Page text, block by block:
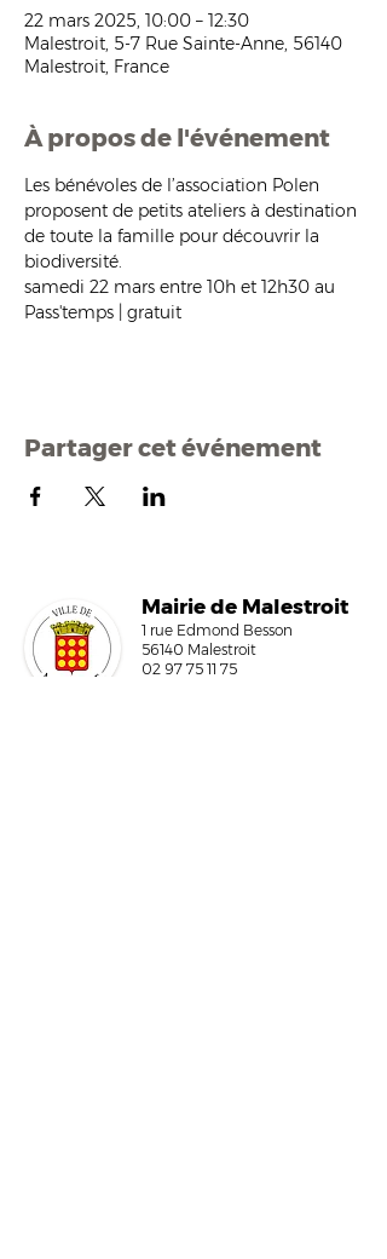
22 mars 2025, 10:00 – 12:30
Malestroit, 5-7 Rue Sainte-Anne, 56140
Malestroit, France
À propos de l'événement
Les bénévoles de l’association Polen
proposent de petits ateliers à destination
de toute la famille pour découvrir la
biodiversité.
samedi 22 mars entre 10h et 12h30 au
Pass'temps | gratuit
Partager cet événement
Mairie de Malestroit
1 rue Edmond Besson
56140 Malestroit
02 97 75 11 75